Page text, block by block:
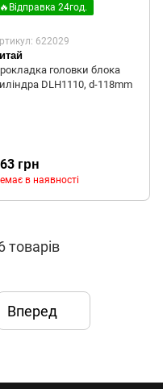
🔥Відправка 24год.
622029
головки блока
DLH1110, d-118mm
грн
в наявності
товарів
Вперед